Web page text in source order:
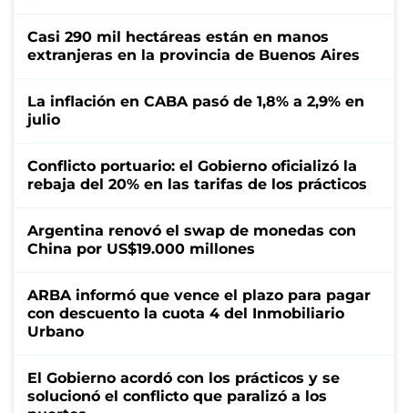
Casi 290 mil hectáreas están en manos
extranjeras en la provincia de Buenos Aires
La inflación en CABA pasó de 1,8% a 2,9% en
julio
Conflicto portuario: el Gobierno oficializó la
rebaja del 20% en las tarifas de los prácticos
Argentina renovó el swap de monedas con
China por US$19.000 millones
ARBA informó que vence el plazo para pagar
con descuento la cuota 4 del Inmobiliario
Urbano
El Gobierno acordó con los prácticos y se
solucionó el conflicto que paralizó a los